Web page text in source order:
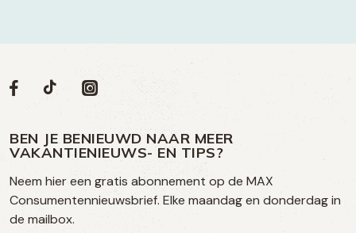
Volg
op
social
media
Social
Volg
op
Facebook
Volg
op
TikTok
Volg
op
Instagram
BEN JE BENIEUWD NAAR MEER
VAKANTIENIEUWS- EN TIPS?
Neem hier een gratis abonnement op de MAX
Consumentennieuwsbrief. Elke maandag en donderdag in
de mailbox.